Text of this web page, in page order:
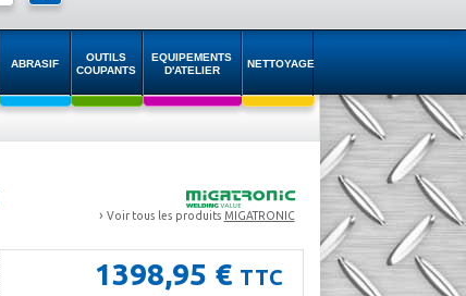
ABRASIF
OUTILS
COUPANTS
EQUIPEMENTS
D'ATELIER
NETTOYAGE
› Voir tous les produits MIGATRONIC
1398,95 € TTC